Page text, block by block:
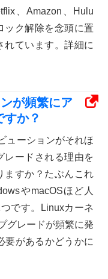
、Amazon、Hulu
ック解除を念頭に置
れています。詳細に
が頻繁にア
すか？
ューションがそれほ
レードされる理由を
ますか？たぶんこれ
やmacOSほど人
です。Linuxカーネ
グレードが頻繁に発
要があるかどうかに